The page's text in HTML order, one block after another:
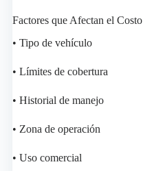
Factores que Afectan el Costo
• Tipo de vehículo
• Límites de cobertura
• Historial de manejo
• Zona de operación
• Uso comercial